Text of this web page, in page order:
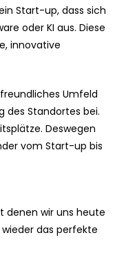
Start-up, dass sich
oder KI aus. Diese
innovative
Umfeld
Standortes bei.
Deswegen
vom Start-up bis
denen wir uns heute
das perfekte